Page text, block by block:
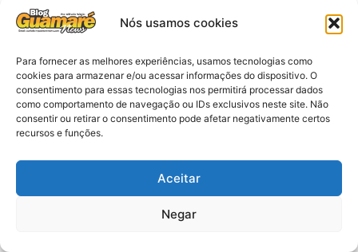
Nós usamos cookies
Para fornecer as melhores experiências, usamos tecnologias como
cookies para armazenar e/ou acessar informações do dispositivo. O
consentimento para essas tecnologias nos permitirá processar dados
como comportamento de navegação ou IDs exclusivos neste site. Não
consentir ou retirar o consentimento pode afetar negativamente certos
recursos e funções.
Aceitar
Negar
Agenda: 10ª Mostra Pedagógica
da Casa Durval Paiva acontecerá
nesta quarta-feira (29)